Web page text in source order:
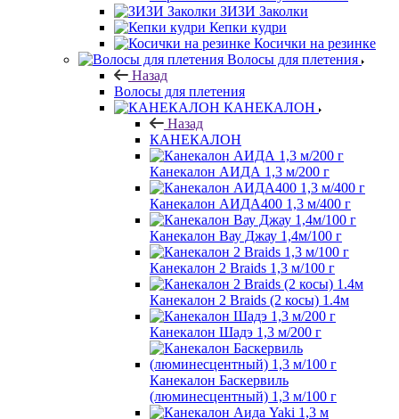
ЗИЗИ Заколки
Кепки кудри
Косички на резинке
Волосы для плетения
Назад
Волосы для плетения
КАНЕКАЛОН
Назад
КАНЕКАЛОН
Канекалон АИДА 1,3 м/200 г
Канекалон АИДА400 1,3 м/400 г
Канекалон Вау Джау 1,4м/100 г
Канекалон 2 Braids 1,3 м/100 г
Канекалон 2 Braids (2 косы) 1.4м
Канекалон Шадэ 1,3 м/200 г
Канекалон Баскервиль
(люминесцентный) 1,3 м/100 г